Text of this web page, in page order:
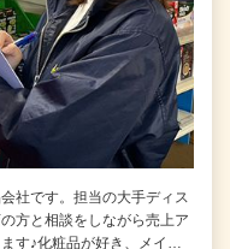
社です。担当の大手ディス
方と相談をしながら売上ア
す♪化粧品が好き、メイ…